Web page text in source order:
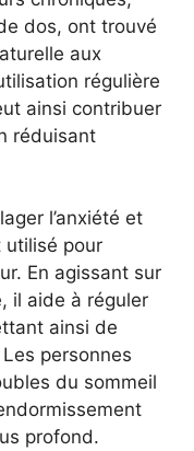
dos, ont trouvé
aux
régulière
ainsi contribuer
réduisant
l’anxiété et
utilisé pour
En agissant sur
il aide à réguler
ainsi de
personnes
du sommeil
profond.